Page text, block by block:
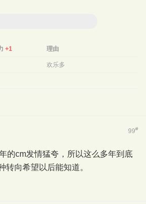
+1 理由
欢乐多
99#
的cm发情猛夸，所以这么多年到底
转向希望以后能知道。